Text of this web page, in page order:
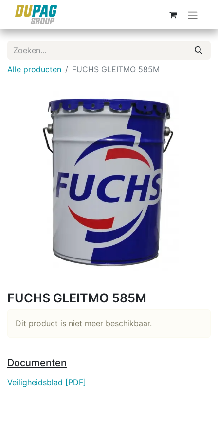
Alle producten FUCHS GLEITMO 585M
FUCHS GLEITMO 585M
Dit product is niet meer beschikbaar.
Documenten
Veiligheidsblad [PDF]